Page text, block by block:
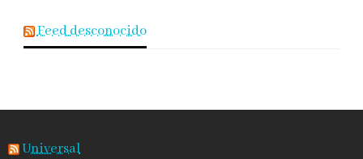
Feed desconocido
Universal